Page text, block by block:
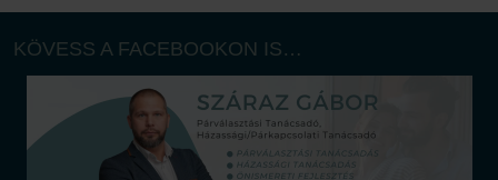
KÖVESS A FACEBOOKON IS…